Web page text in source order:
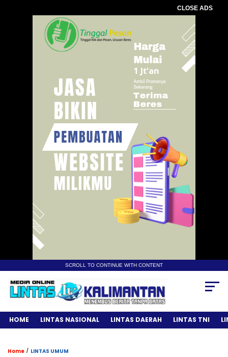
CLOSE ADS
SCROLL TO CONTINUE WITH CONTENT
HOME LINTAS NASIONAL LINTAS DAERAH LINTAS TNI
Home / LINTAS UMUM